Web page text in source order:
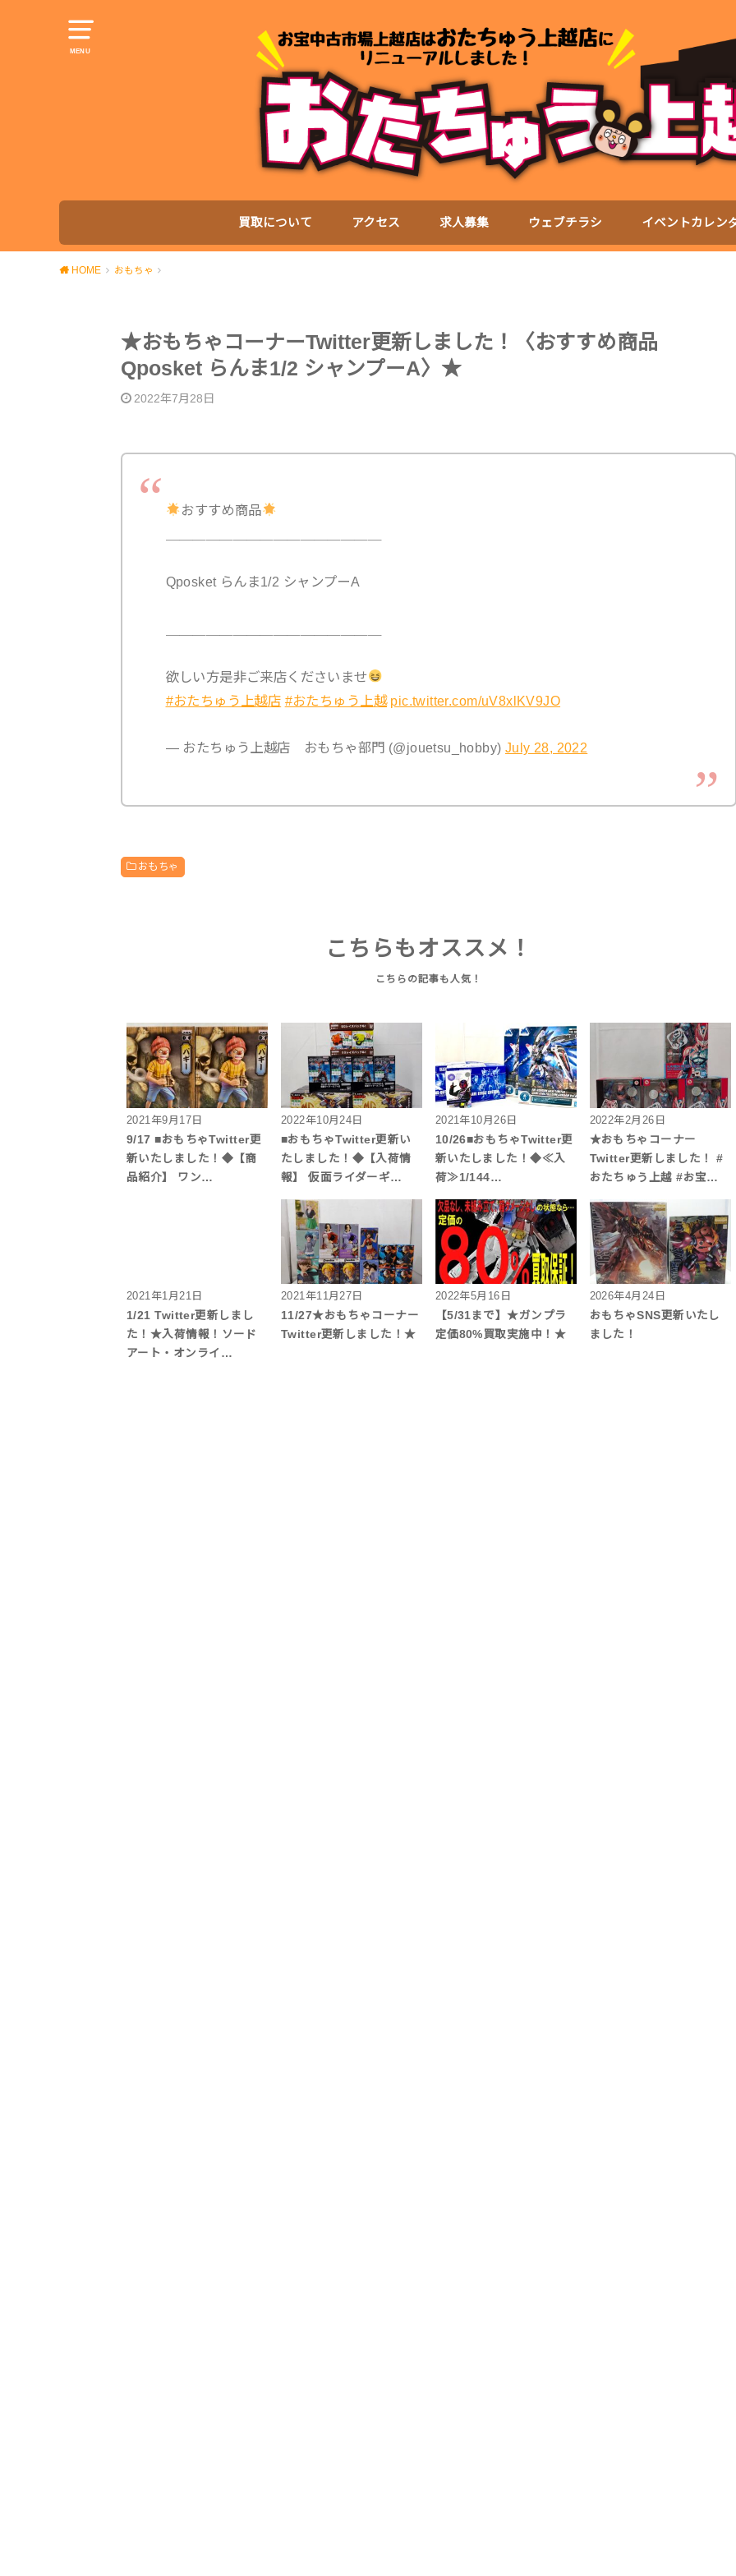
MENU
買取について アクセス 求人募集 ウェブチラシ イベントカレン
HOME おもちゃ
★おもちゃコーナーTwitter更新しました！〈おすすめ商品
Qposket らんま1/2 シャンプーA〉★
2022年7月28日
おすすめ商品
Qposket らんま1/2 シャンプーA
欲しい方是非ご来店くださいませ
#おたちゅう上越店 #おたちゅう上越 pic.twitter.com/uV8xlKV9JO
— おたちゅう上越店 おもちゃ部門 (@jouetsu_hobby) July 28, 2022
おもちゃ
こちらもオススメ！
2021年9月17日
9/17 ■おもちゃTwitter更
新いたしました！◆【商
品紹介】 ワン…
2022年10月24日
■おもちゃTwitter更新い
たしました！◆【入荷情
報】 仮面ライダーギ…
2021年10月26日
10/26■おもちゃTwitter更
新いたしました！◆≪入
荷≫1/144…
2022年2月26日
★おもちゃコーナー
Twitter更新しました！ #
おたちゅう上越 #お宝…
2021年1月21日
1/21 Twitter更新しまし
た！★入荷情報！ソード
アート・オンライ…
2021年11月27日
11/27★おもちゃコーナー
Twitter更新しました！★
2022年5月16日
【5/31まで】★ガンプラ
定価80%買取実施中！★
2026年4月24日
おもちゃSNS更新いたし
ました！